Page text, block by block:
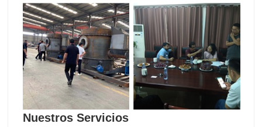
Nuestros Servicios